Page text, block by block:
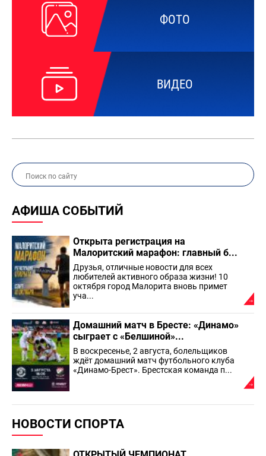
ФОТО
ВИДЕО
АФИША СОБЫТИЙ
Открыта регистрация на
Малоритский марафон: главный б...
Друзья, отличные новости для всех
любителей активного образа жизни! 10
октября город Малорита вновь примет
уча...
Домашний матч в Бресте: «Динамо»
сыграет с «Белшиной»...
В воскресенье, 2 августа, болельщиков
ждёт домашний матч футбольного клуба
«Динамо-Брест». Брестская команда п...
НОВОСТИ СПОРТА